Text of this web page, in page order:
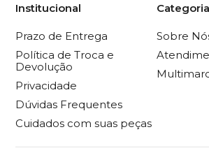
Institucional
Prazo de Entrega
Política de Troca e
Devolução
Privacidade
Dúvidas Frequentes
Cuidados com suas peças
Sobre